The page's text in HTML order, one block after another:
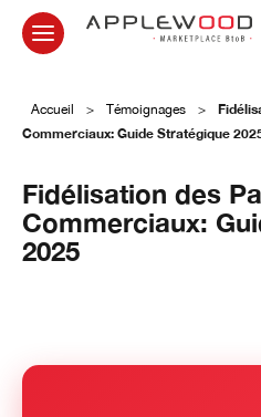
Accueil > Témoignages >
Commerciaux: Guide Stratégique
Fidélisation des
Commerciaux:
2025